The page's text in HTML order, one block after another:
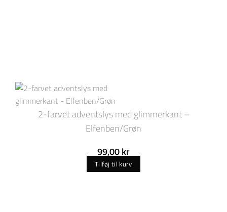
2-farvet adventslys med glimmerkant –
Elfenben/Grøn
99,00kr
Tilføj til kurv